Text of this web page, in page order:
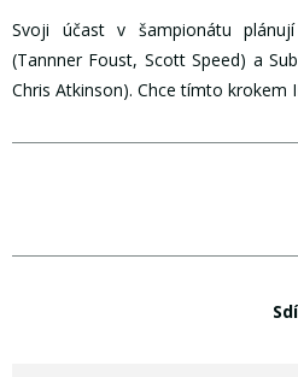
Svoji účast v šampionátu
(Tannner Foust, Scott Speed) a
Chris Atkinson). Chce tímto krokem